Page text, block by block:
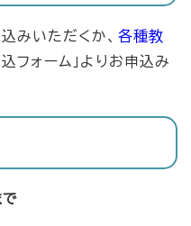
みいただくか、 各種教
込フォーム」よりお申込み